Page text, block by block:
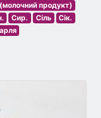
продукт)
Сир. Сіль
Сік.